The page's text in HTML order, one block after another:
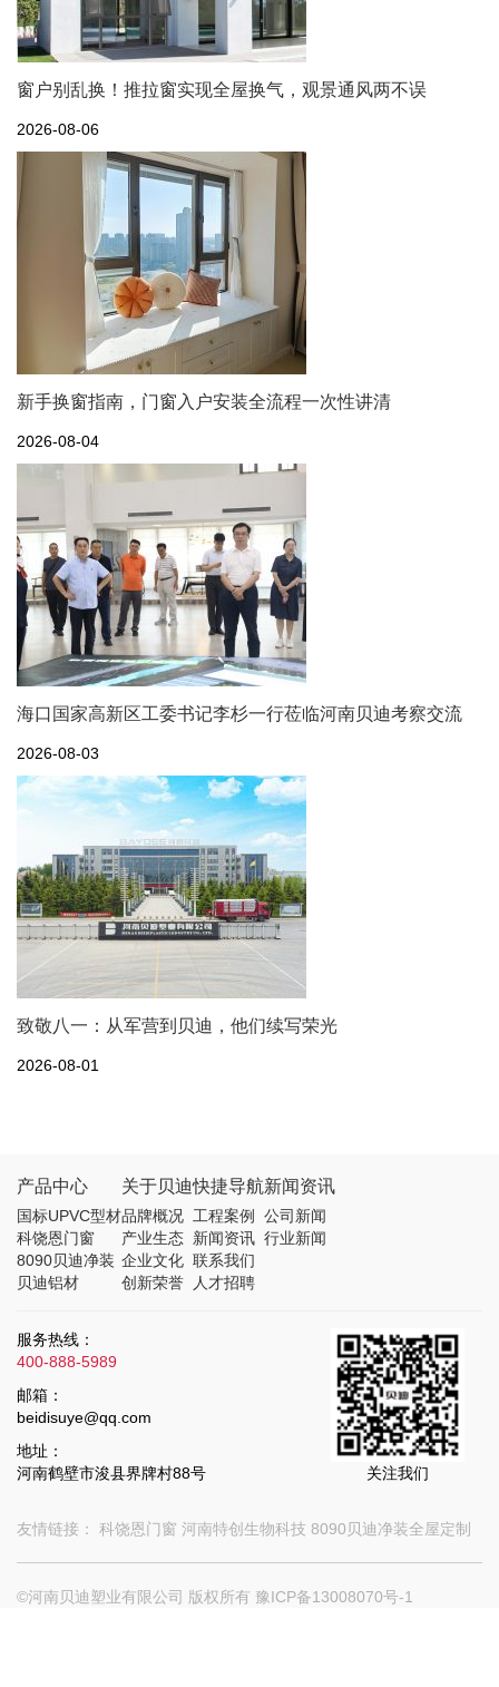
窗户别乱换！推拉窗实现全屋换气，观景通风两不误
2026-08-06
新手换窗指南，门窗入户安装全流程一次性讲清
2026-08-04
海口国家高新区工委书记李杉一行莅临河南贝迪考察交流
2026-08-03
致敬八一：从军营到贝迪，他们续写荣光
2026-08-01
产品中心
国标UPVC型材
科饶恩门窗
8090贝迪净装
贝迪铝材
关于贝迪
品牌概况
产业生态
企业文化
创新荣誉
快捷导航
工程案例
新闻资讯
联系我们
人才招聘
新闻资讯
公司新闻
行业新闻
服务热线：
400-888-5989
邮箱：
beidisuye@qq.com
地址：
河南鹤壁市浚县界牌村88号
关注我们
友情链接： 科饶恩门窗 河南特创生物科技 8090贝迪净装全屋定制
©河南贝迪塑业有限公司 版权所有 豫ICP备13008070号-1